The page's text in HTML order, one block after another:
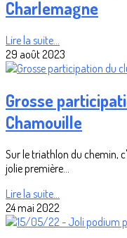
Charlemagne
Lire la suite...
29 août 2023
Grosse
Chamouille
Sur le triathlon du chemin,
jolie première...
Lire la suite...
24 mai 2022